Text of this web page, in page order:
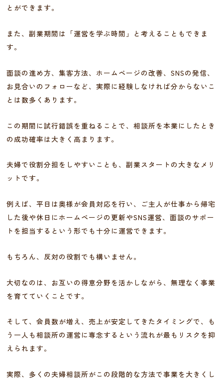
とができます。
また、副業期間は「運営を学ぶ時間」と考えることもできま
す。
面談の進め方、集客方法、ホームページの改善、SNSの発信、
お見合いのフォローなど、実際に経験しなければ分からないこ
とは数多くあります。
この期間に試行錯誤を重ねることで、相談所を本業にしたとき
の成功確率は大きく高まります。
夫婦で役割分担をしやすいことも、副業スタートの大きなメリ
ットです。
例えば、平日は奥様が会員対応を行い、ご主人が仕事から帰宅
した後や休日にホームページの更新やSNS運営、面談のサポー
トを担当するという形でも十分に運営できます。
もちろん、反対の役割でも構いません。
大切なのは、お互いの得意分野を活かしながら、無理なく事業
を育てていくことです。
そして、会員数が増え、売上が安定してきたタイミングで、も
う一人も相談所の運営に専念するという流れが最もリスクを抑
えられます。
実際、多くの夫婦相談所がこの段階的な方法で事業を大きくし